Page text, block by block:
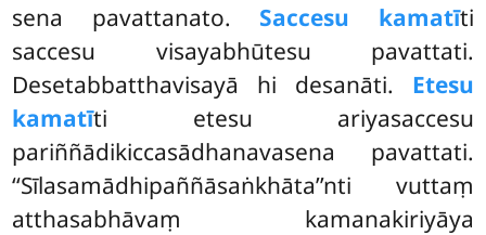
sena pavattanato. Saccesu kamatīti
saccesu visayabhūtesu pavattati.
Desetabbatthavisayā hi desanāti. Etesu
kamatīti etesu ariyasaccesu
pariññādikiccasādhanavasena pavattati.
‘‘Sīlasamādhipaññāsaṅkhāta’’nti vuttaṃ
atthasabhāvaṃ kamanakiriyāya